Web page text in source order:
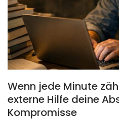
Wenn jede Minute
externe Hilfe deine
Kompromisse